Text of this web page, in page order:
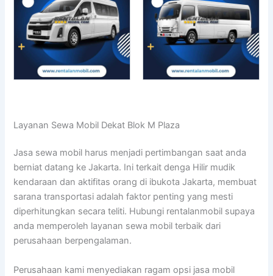
Layanan Sewa Mobil Dekat Blok M Plaza
Jasa sewa mobil harus menjadi pertimbangan saat anda
berniat datang ke Jakarta. Ini terkait denga Hilir mudik
kendaraan dan aktifitas orang di ibukota Jakarta, membuat
sarana transportasi adalah faktor penting yang mesti
diperhitungkan secara teliti. Hubungi rentalanmobil supaya
anda memperoleh layanan sewa mobil terbaik dari
perusahaan berpengalaman.
Perusahaan kami menyediakan ragam opsi jasa mobil